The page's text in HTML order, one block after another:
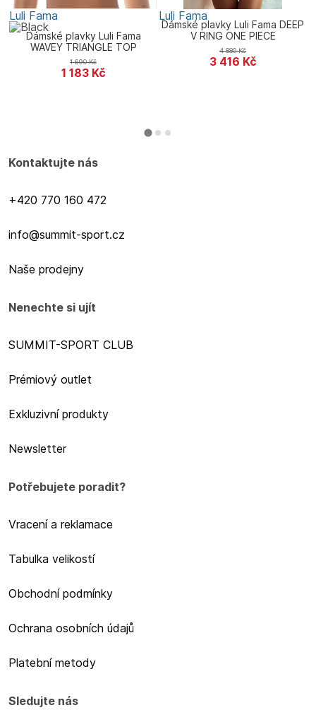
Luli Fama
Dámské plavky Luli Fama
WAVEY TRIANGLE TOP
1 183 Kč
1 690Kč
Luli Fama
Dámské plavky Luli Fama DEEP
V RING ONE PIECE
3 416 Kč
4 880Kč
Kontaktujte nás
+420 770 160 472
info@summit-sport.cz
Naše prodejny
Nenechte si ujít
SUMMIT-SPORT CLUB
Prémiový outlet
Exkluzivní produkty
Newsletter
Potřebujete poradit?
Vracení a reklamace
Tabulka velikostí
Obchodní podmínky
Ochrana osobních údajů
Platební metody
Sledujte nás